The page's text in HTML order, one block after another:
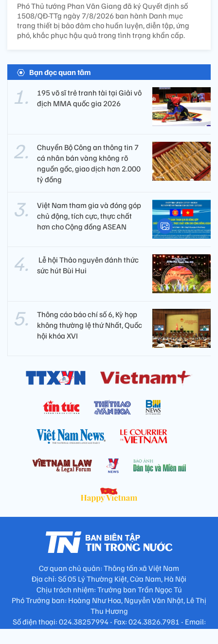
Phó Thủ tướng Phan Văn Giang đã ký Quyết định số
1508/QĐ-TTg ngày 7/8/2026 ban hành Danh mục
trang thiết bị bảo đảm cho huấn luyện, diễn tập, ứng
phó, khắc phục hậu quả trong tình trạng khẩn cấp.
Bạn đọc quan tâm
195 võ sĩ trẻ tranh tài tại Giải vô
địch MMA quốc gia 2026
Chuyển Bộ Công an thông tin 7
cá nhân bán vàng không rõ
nguồn gốc, giao dịch hơn 2.000
tỷ đồng
Việt Nam tham gia và đóng góp
chủ động, tích cực, thực chất
hơn cho Cộng đồng ASEAN
​ Lễ hội Thảo nguyên đánh thức
sức hút Bùi Hui
Thông cáo báo chí số 6, Kỳ họp
không thường lệ thứ Nhất, Quốc
hội khóa XVI
Cơ quan chủ quản: Thông tấn xã Việt Nam
Địa chỉ: Số 05 Lý Thường Kiệt, Cửa Nam, Hà Nội
Chịu trách nhiệm: Trưởng ban Trần Ngọc Tú
Phó Trưởng ban: Hoàng Như Hoa, Nguyễn Văn Nhật, Lê Thị
Thu Hương
Số điện thoại: 024.38257994 - Fax: 024.3826.7981 - Email:
tap.phongbien@gmail.com